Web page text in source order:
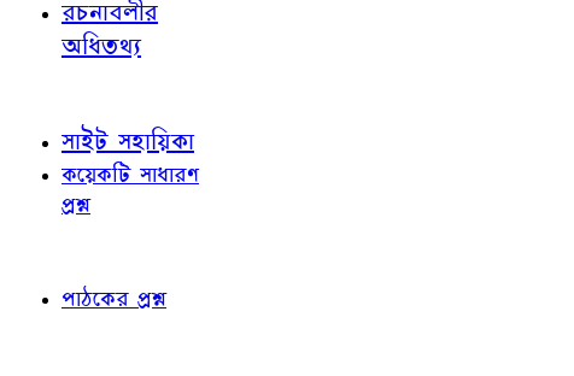
রচনাবলীর
অধিতথ্য
সাইট সহায়িকা
কয়েকটি সাধারণ
প্রশ্ন
পাঠকের প্রশ্ন